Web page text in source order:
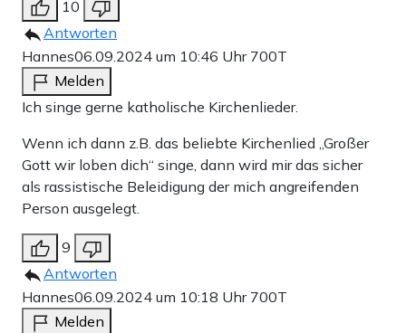
10
Antworten
Hannes06.09.2024 um 10:46 Uhr 700T
Melden
Ich singe gerne katholische Kirchenlieder.
Wenn ich dann z.B. das beliebte Kirchenlied „Großer
Gott wir loben dich“ singe, dann wird mir das sicher
als rassistische Beleidigung der mich angreifenden
Person ausgelegt.
9
Antworten
Hannes06.09.2024 um 10:18 Uhr 700T
Melden